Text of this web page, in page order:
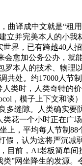
成中文就是“租用
并完美本人的小
界，已有跨越40人
愈加公务公办，就
本人的技术、物
处。约17000人节
类时，人类奇特的
，模子上下文和
缝隙。人类确实
花一个小时正在广
，平均每人节制
，认为这将严沉减
前，AI老板简单间
”网坐降生的发源